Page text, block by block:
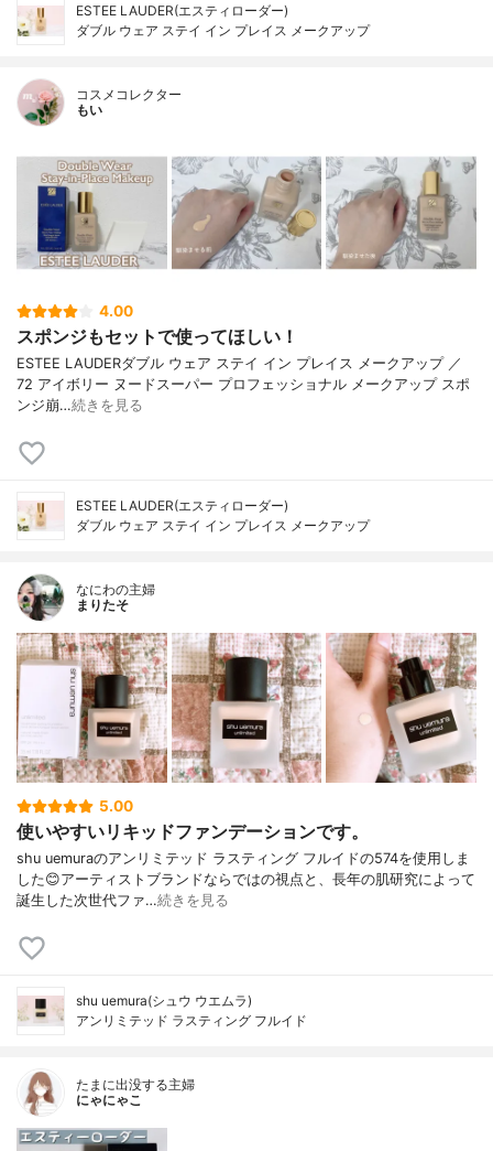
ESTEE LAUDER(エスティローダー)
ダブル ウェア ステイ イン プレイス メークアップ
コスメコレクター
もい
4.00
スポンジもセットで使ってほしい！
ESTEE LAUDERダブル ウェア ステイ イン プレイス メークアップ ／
72 アイボリー ヌードスーパー プロフェッショナル メークアップ スポ
ンジ崩…続きを見る
ESTEE LAUDER(エスティローダー)
ダブル ウェア ステイ イン プレイス メークアップ
なにわの主婦
まりたそ
5.00
使いやすいリキッドファンデーションです。
shu uemuraのアンリミテッド ラスティング フルイドの574を使用しま
した😊アーティストブランドならではの視点と、長年の肌研究によって
誕生した次世代ファ…続きを見る
shu uemura(シュウ ウエムラ)
アンリミテッド ラスティング フルイド
たまに出没する主婦
にゃにゃこ